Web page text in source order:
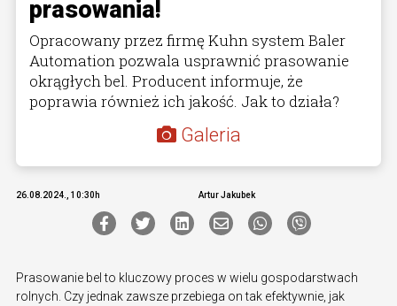
prasowania!
Opracowany przez firmę Kuhn system Baler
Automation pozwala usprawnić prasowanie
okrągłych bel. Producent informuje, że
poprawia również ich jakość. Jak to działa?
Galeria
26.08.2024., 10:30h Artur Jakubek
Prasowanie bel to kluczowy proces w wielu gospodarstwach
rolnych. Czy jednak zawsze przebiega on tak efektywnie, jak